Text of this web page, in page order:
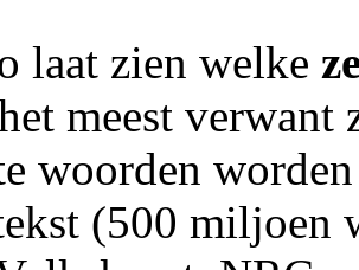
laat zien welke
meest verwant
woorden
(500 miljoen